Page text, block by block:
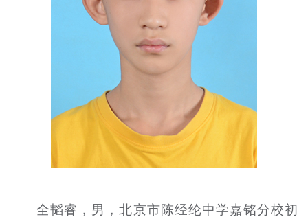
宣传思想文化人才
全韬睿 ，男，北京市陈经纶中学嘉铭分校初